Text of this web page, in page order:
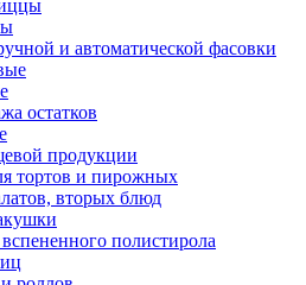
и автоматической фасовки
остатков
продукции
тортов и пирожных
вторых блюд
полистирола